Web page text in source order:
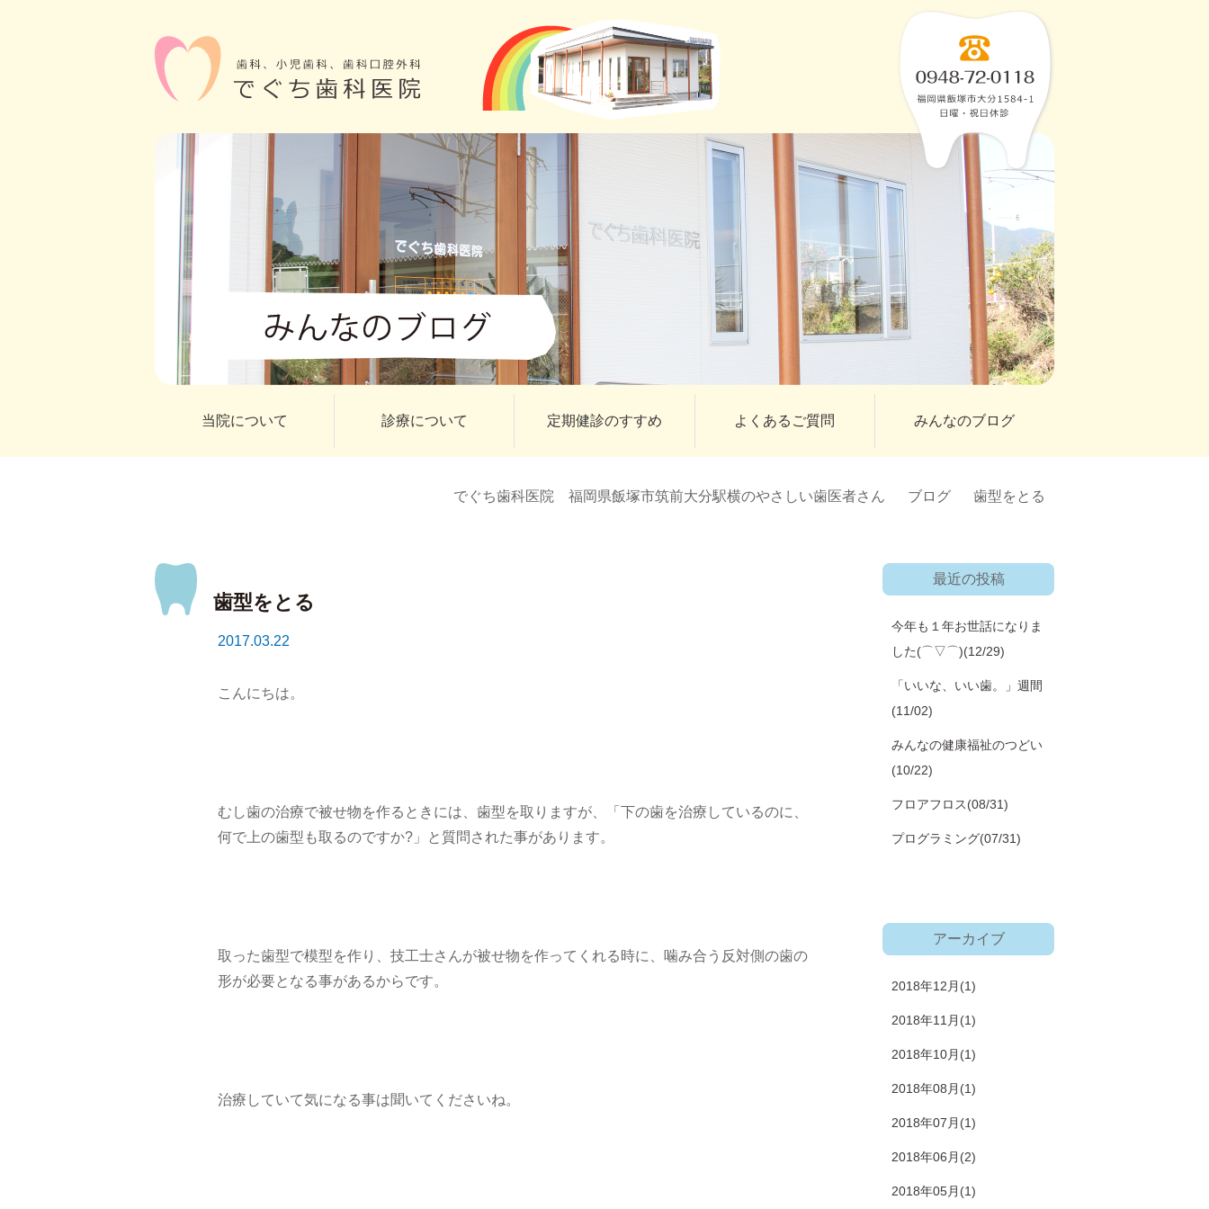
曜・祝日休診 福岡県飯塚市大分1584-1 0948-72-0118 【でくち歯科医院】
当院について 診療について 定期健診のすすめ よくあるご質問 みんなのブログ
でぐち歯科医院 福岡県飯塚市筑前大分駅横のやさしい歯医者さん ブログ 歯型をとる
歯型をとる
2017.03.22
こんにちは。
むし歯の治療で被せ物を作るときには、歯型を取りますが、「下の歯を治療しているのに、
何で上の歯型も取るのですか?」と質問された事があります。
取った歯型で模型を作り、技工士さんが被せ物を作ってくれる時に、噛み合う反対側の歯の
形が必要となる事があるからです。
治療していて気になる事は聞いてくださいね。
最近の投稿
今年も１年お世話になりま
した(⌒▽⌒)(12/29)
「いいな、いい歯。」週間
(11/02)
みんなの健康福祉のつどい
(10/22)
フロアフロス(08/31)
プログラミング(07/31)
アーカイブ
2018年12月(1)
2018年11月(1)
2018年10月(1)
2018年08月(1)
2018年07月(1)
2018年06月(2)
2018年05月(1)